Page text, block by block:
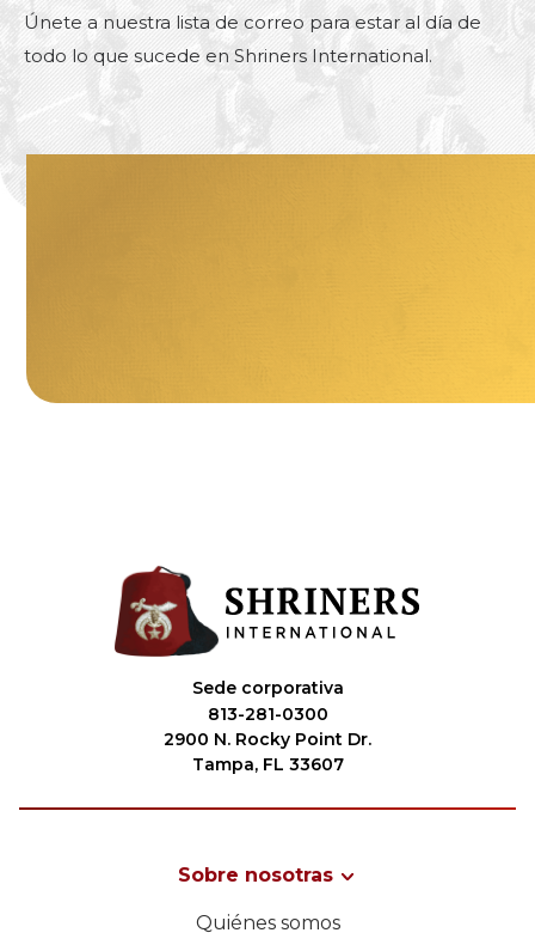
Únete a nuestra lista de correo para estar al día de
todo lo que sucede en Shriners International.
Sede corporativa
813-281-0300
2900 N. Rocky Point Dr.
Tampa, FL 33607
Sobre nosotras
Quiénes somos